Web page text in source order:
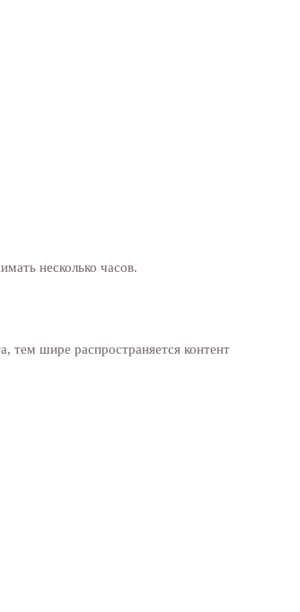
несколько часов.
тем шире распространяется контент